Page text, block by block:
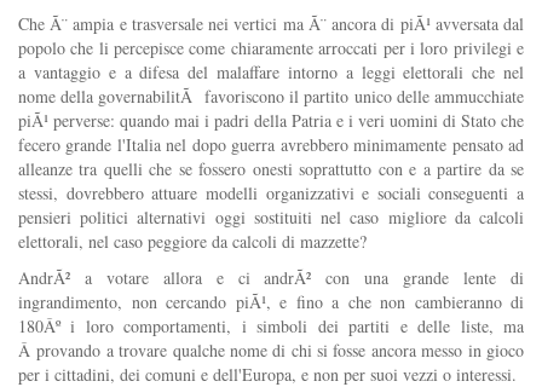
Che Ã¨ ampia e trasversale nei vertici ma Ã¨ ancora di piÃ¹ avversata dal
popolo che li percepisce come chiaramente arroccati per i loro privilegi e
a vantaggio e a difesa del malaffare intorno a leggi elettorali che nel
nome della governabilitÃ favoriscono il partito unico delle ammucchiate
piÃ¹ perverse: quando mai i padri della Patria e i veri uomini di Stato che
fecero grande l'Italia nel dopo guerra avrebbero minimamente pensato ad
alleanze tra quelli che se fossero onesti soprattutto con e a partire da se
stessi, dovrebbero attuare modelli organizzativi e sociali conseguenti a
pensieri politici alternativi oggi sostituiti nel caso migliore da calcoli
elettorali, nel caso peggiore da calcoli di mazzette?
AndrÃ² a votare allora e ci andrÃ² con una grande lente di
ingrandimento, non cercando piÃ¹, e fino a che non cambieranno di
180Âº i loro comportamenti, i simboli dei partiti e delle liste, ma
Â provando a trovare qualche nome di chi si fosse ancora messo in gioco
per i cittadini, dei comuni e dell'Europa, e non per suoi vezzi o interessi.